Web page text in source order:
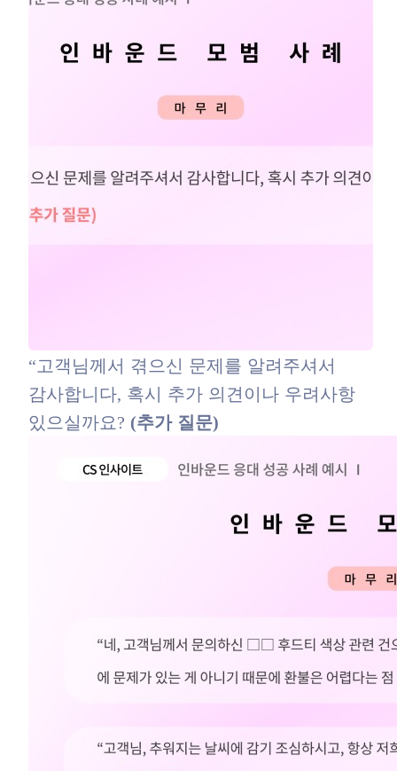
“고객님께서 겪으신 문제를 알려주셔서
감사합니다, 혹시 추가 의견이나 우려사항
있으실까요? (추가 질문)